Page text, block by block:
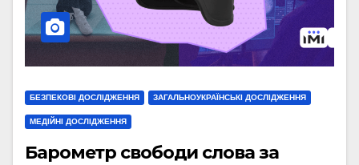
БЕЗПЕКОВІ ДОСЛІДЖЕННЯ ЗАГАЛЬНОУКРАЇНСЬКІ ДОСЛІДЖЕННЯ
МЕДІЙНІ ДОСЛІДЖЕННЯ
Барометр свободи слова за